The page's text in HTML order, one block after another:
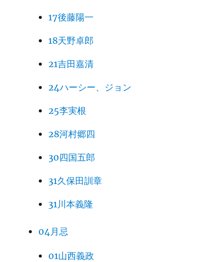
17後藤陽一
18天野卓郎
21吉田嘉清
24ハーシー、ジョン
25李実根
28河村郷四
30四国五郎
31久保田訓章
31川本義隆
04月忌
01山西義政